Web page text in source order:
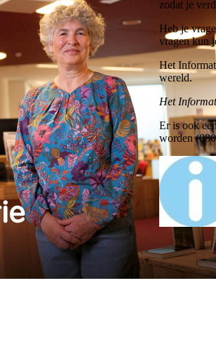
zodat je
Heb je
vragen kun
Het
wereld.
Het
Er is ook
worden